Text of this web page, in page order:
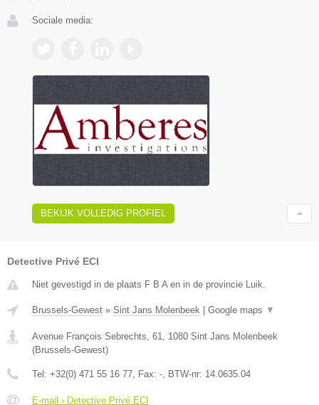
Sociale media:
BEKIJK VOLLEDIG PROFIEL
Detective Privé ECI
Niet gevestigd in de plaats F B A en in de provincie Luik.
Brussels-Gewest » Sint Jans Molenbeek | Google maps ▼
Avenue François Sebrechts, 61 1080 Sint Jans Molenbeek
(Brussels-Gewest)
Tel: +32(0) 471 55 16 77 , Fax: - , BTW-nr: 14.0635.04
E-mail › Detective Privé ECI